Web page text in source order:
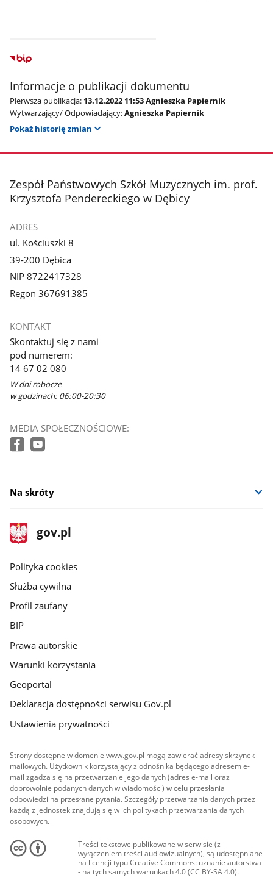
Informacje o publikacji dokumentu
Pierwsza publikacja: 13.12.2022 11:53 Agnieszka Papiernik
Wytwarzający/ Odpowiadający:Agnieszka Papiernik
Pokaż historię zmian
stopka
Zespół Państwowych Szkół Muzycznych im. prof.
Krzysztofa Pendereckiego w Dębicy
ADRES
ul. Kościuszki 8
39-200 Dębica
NIP 8722417328
Regon 367691385
KONTAKT
Skontaktuj się z nami
pod numerem:
14 67 02 080
W dni robocze
w godzinach: 06:00-20:30
MEDIA SPOŁECZNOŚCIOWE:
Na skróty
stopka
gov.pl
Strona
gov.pl
gov.pl
Polityka cookies
Służba cywilna
Profil zaufany
BIP
Prawa autorskie
Warunki korzystania
Geoportal
Deklaracja dostępności serwisu Gov.pl
Ustawienia prywatności
Strony dostępne w domenie www.gov.pl mogą zawierać adresy skrzynek
mailowych. Użytkownik korzystający z odnośnika będącego adresem e-
mail zgadza się na przetwarzanie jego danych (adres e-mail oraz
dobrowolnie podanych danych w wiadomości) w celu przesłania
odpowiedzi na przesłane pytania. Szczegóły przetwarzania danych przez
każdą z jednostek znajdują się w ich politykach przetwarzania danych
osobowych.
Treści tekstowe publikowane w serwisie (z
wyłączeniem treści audiowizualnych), są udostępniane
na licencji typu Creative Commons: uznanie autorstwa
- na tych samych warunkach 4.0 (CC BY-SA 4.0).
Materiały audiowizualne, w tym zdjęcia, materiały